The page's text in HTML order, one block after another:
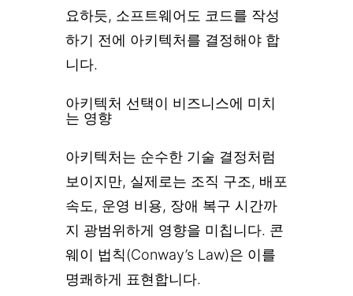
요하듯, 소프트웨어도 코드를 작성
하기 전에 아키텍처를 결정해야 합
니다.
아키텍처 선택이 비즈니스에 미치
는 영향
아키텍처는 순수한 기술 결정처럼
보이지만, 실제로는 조직 구조, 배포
속도, 운영 비용, 장애 복구 시간까
지 광범위하게 영향을 미칩니다. 콘
웨이 법칙(Conway’s Law)은 이를
명쾌하게 표현합니다.